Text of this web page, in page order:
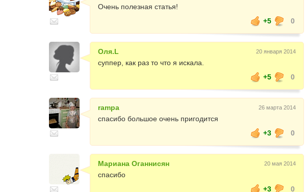
Очень полезная статья!
+5
0
Оля.L 20 января 2014
суппер, как раз то что я искала.
+5
0
rampa 26 марта 2014
спасибо большое очень пригодится
+3
0
Мариана Оганнисян 20 мая 2014
спасибо
+3
0